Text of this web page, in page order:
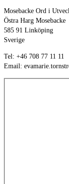
Mosebacke Ord i
Östra Harg Mosebacke
585 91 Linköping
Sverige
Tel: +46 708 77 11 11
Email: